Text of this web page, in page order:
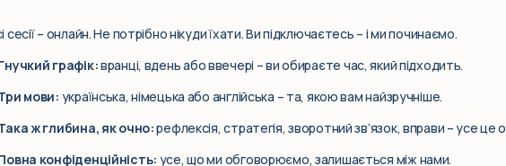
сесії – онлайн. Не потрібно нікуди їхати. Ви підключаєтесь – і ми починаємо.
графік:вранці, вдень або ввечері – ви обираєте час, який підходить.
мови: українська, німецька або англійська – та, якою вам найзручніше.
ж глибина, як очно:рефлексія, стратегія, зворотний зв’язок, вправи – усе
конфіденційність: усе, що ми обговорюємо, залишається між нами.